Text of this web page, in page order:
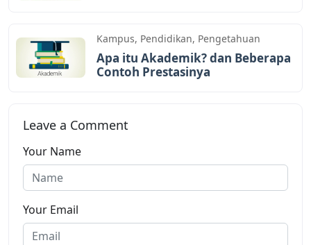
Kampus, Pendidikan, Pengetahuan
Apa itu Akademik? dan Beberapa
Contoh Prestasinya
Leave a Comment
Your Name
Your Email